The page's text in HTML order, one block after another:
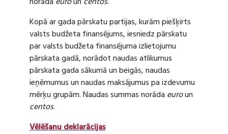
Kopā ar gada pārskatu partijas, kurām piešķirts
valsts budžeta finansējums, iesniedz pārskatu
par valsts budžeta finansējuma izlietojumu
pārskata gadā, norādot naudas atlikumus
pārskata gada sākumā un beigās, naudas
ieņēmumus un naudas maksājumus pa izdevumu
mērķu grupām. Naudas summas norāda euroun
centos.
Vēlēšanu deklarācijas